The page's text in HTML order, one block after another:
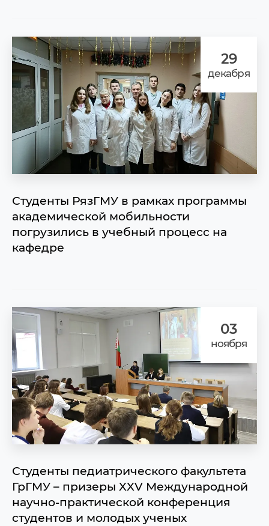
29
декабря
Студенты РязГМУ в рамках программы
академической мобильности
погрузились в учебный процесс на
кафедре
03
ноября
Студенты педиатрического факультета
ГрГМУ – призеры XXV Международной
научно-практической конференция
студентов и молодых ученых